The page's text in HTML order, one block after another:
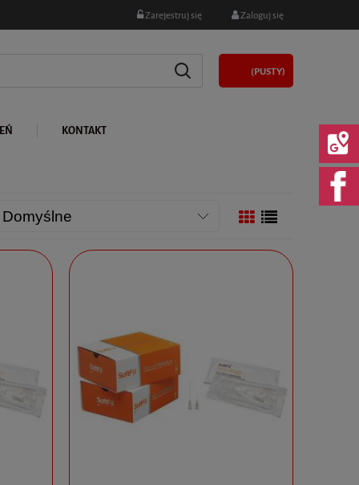
Zarejestruj się Zaloguj się
(PUSTY)
KONTAKT